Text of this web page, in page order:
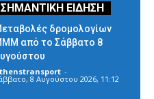
δρομολογίων
από το Σάββατο 8
-
8 Αυγούστου 2026, 11:12